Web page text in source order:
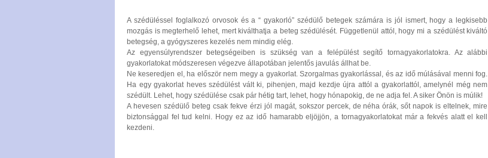
A szédüléssel foglalkozó orvosok és a “ gyakorló” szédülő betegek számára is jól ismert, hogy a legkisebb
mozgás is megterhelő lehet, mert kiválthatja a beteg szédülését. Függetlenül attól, hogy mi a szédülést kiváltó
betegség, a gyógyszeres kezelés nem mindig elég.
Az egyensúlyrendszer betegségeiben is szükség van a felépülést segítő tornagyakorlatokra. Az alábbi
gyakorlatokat módszeresen végezve állapotában jelentős javulás állhat be.
Ne keseredjen el, ha először nem megy a gyakorlat. Szorgalmas gyakorlással, és az idő múlásával menni fog.
Ha egy gyakorlat heves szédülést vált ki, pihenjen, majd kezdje újra attól a gyakorlattól, amelynél még nem
szédült. Lehet, hogy szédülése csak pár hétig tart, lehet, hogy hónapokig, de ne adja fel. A siker Önön is múlik!
A hevesen szédülő beteg csak fekve érzi jól magát, sokszor percek, de néha órák, sőt napok is eltelnek, mire
biztonsággal fel tud kelni. Hogy ez az idő hamarabb eljöjjön, a tornagyakorlatokat már a fekvés alatt el kell
kezdeni.